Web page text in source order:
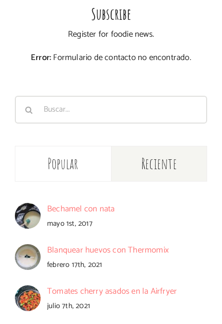
Subscribe
Register for foodie news.
Error:Formulario de contacto no encontrado.
Popular Reciente
Bechamel con nata
mayo 1st, 2017
Blanquear huevos con Thermomix
febrero 17th, 2021
Tomates cherry asados en la Airfryer
julio 7th, 2021